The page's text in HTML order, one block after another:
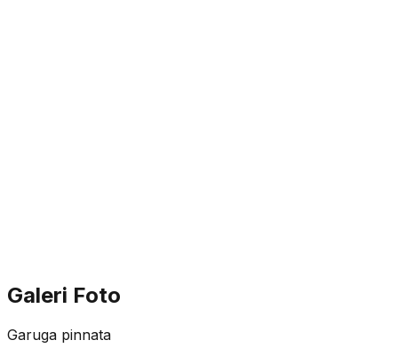
Galeri Foto
Garuga pinnata